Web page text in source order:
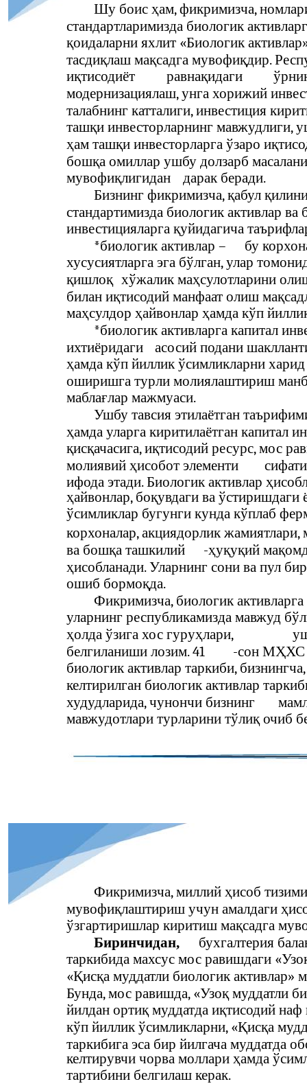
Шу боис ҳам, фикримизча,
стандартларимизда биологик
қоидаларни яхлит «Биологик
тасдиқлаш мақсадга мувофиқдир.
иқтисодиёт
равнақидаги
модернизациялаш, унга хорижий
талабнинг катталиги, инвестиция
ташқи инвесторларнинг мавжудлиги,
ҳам ташқи инвесторларга ўзаро
бошқа омиллар ушбу долзарб
мувофиқлигидан
дарак беради.
Бизнинг фикримизча, қабул
стандартимизда биологик активлар ва
инвестицияларга қуйидагича
*биологик активлар –
бу
хусусиятларга эга бўлган, улар
қишлоқ хўжалик маҳсулотларини
билан иқтисодий манфаат олиш
маҳсулдор ҳайвонлар ҳамда кўп
*биологик активларга капитал
ихтиёридаги
асосий подани
ҳамда кўп йиллик ўсимликларни
оширишга турли молиялаштириш
маблағлар мажмуаси.
Ушбу тавсия этилаётган
ҳамда уларга киритилаётган капитал
қисқачасига, иқтисодий ресурс, мос
молиявий ҳисобот элементи
ифода этади. Биологик активлар
ҳайвонлар, боқувдаги ва
ўсимликлар бугунги кунда кўплаб
корхоналар, акциядорлик жамиятлари,
ва бошқа ташкилий
-ҳуқуқий
ҳисобланади. Уларнинг сони ва пул
ошиб бормоқда.
Фикримизча, биологик
уларнинг республикамизда мавжуд
ҳолда ўзига хос гуруҳлари,
белгиланиши лозим. 41
-сон МҲХС
биологик активлар таркиби,
келтирилган биологик активлар
худудларида, чунончи бизнинг
мавжудотлари турларини тўлиқ очиб
Фикримизча, миллий ҳисоб
мувофиқлаштириш учун амалдаги
ўзгартиришлар киритиш мақсадга
Биринчидан,
бухгалтерия
таркибида махсус мос равишдаги
«Қисқа муддатли биологик активлар»
Бунда, мос равишда, «Узоқ муддатли
йилдан ортиқ муддатда иқтисодий
кўп йиллик ўсимликларни, «Қисқа
таркибига эса бир йилгача муддатда
келтирувчи чорва моллари ҳамда
тартибини белгилаш керак.